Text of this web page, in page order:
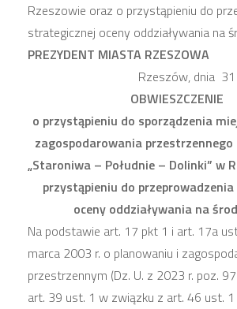
Rzeszowie oraz o przystąpieniu do
strategicznej oceny oddziaływania na
PREZYDENT MIASTA RZESZOWA
Rzeszów, dnia
OBWIESZCZENIE
o przystąpieniu do sporządzenia
zagospodarowania przestrzennego
„Staroniwa – Południe – Dolinki” w
przystąpieniu do
oceny oddziaływania na
Na podstawie art. 17 pkt 1 i art. 17a
marca 2003 r. o planowaniu i
przestrzennym (Dz. U. z 2023 r. poz.
art. 39 ust. 1 w związku z art. 46 ust.